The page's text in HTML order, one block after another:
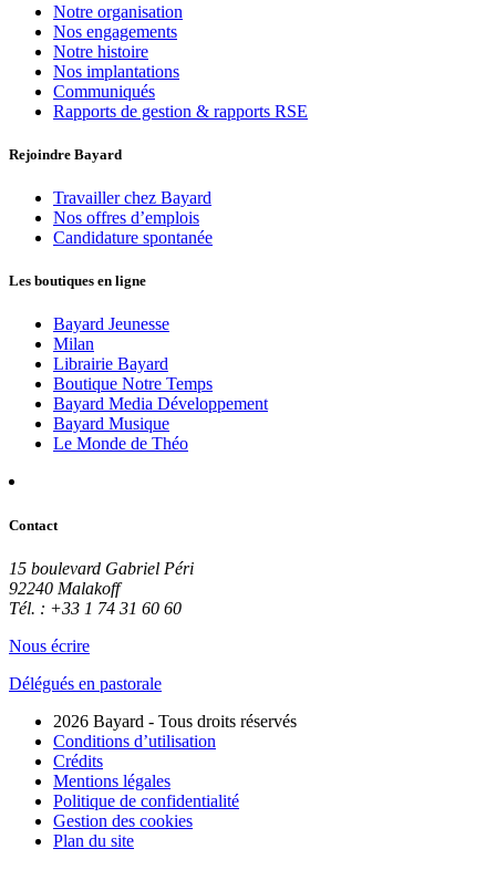
Notre organisation
Nos engagements
Notre histoire
Nos implantations
Communiqués
Rapports de gestion & rapports RSE
Rejoindre Bayard
Travailler chez Bayard
Nos offres d’emplois
Candidature spontanée
Les boutiques en ligne
Bayard Jeunesse
Milan
Librairie Bayard
Boutique Notre Temps
Bayard Media Développement
Bayard Musique
Le Monde de Théo
Contact
15 boulevard Gabriel Péri
92240 Malakoff
Tél. : +33 1 74 31 60 60
Nous écrire
Délégués en pastorale
2026 Bayard - Tous droits réservés
Conditions d’utilisation
Crédits
Mentions légales
Politique de confidentialité
Gestion des cookies
Plan du site